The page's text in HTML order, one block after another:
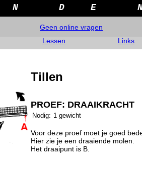
N D E
Geen online vragen
Lessen Links
Tillen
PROEF: DRAAIKRACHT
Nodig: 1 gewicht
Voor deze proef moet je goed
Hier zie je een draaiende molen.
Het draaipunt is B.